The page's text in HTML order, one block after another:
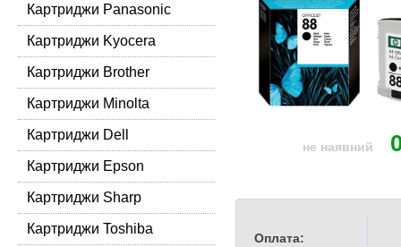
Картриджи Panasonic
Картриджи Kyocera
Картриджи Brother
Картриджи Minolta
Картриджи Dell
Картриджи Epson
Картриджи Sharp
Картриджи Toshiba
не наявний
Оплата: